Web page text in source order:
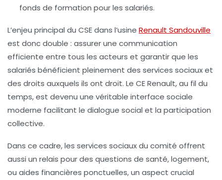
fonds de formation pour les salariés.
L’enjeu principal du CSE dans l’usine Renault Sandouville
est donc double : assurer une communication
efficiente entre tous les acteurs et garantir que les
salariés bénéficient pleinement des services sociaux et
des droits auxquels ils ont droit. Le CE Renault, au fil du
temps, est devenu une véritable interface sociale
moderne facilitant le dialogue social et la participation
collective.
Dans ce cadre, les services sociaux du comité offrent
aussi un relais pour des questions de santé, logement,
ou aides financières ponctuelles, un aspect crucial